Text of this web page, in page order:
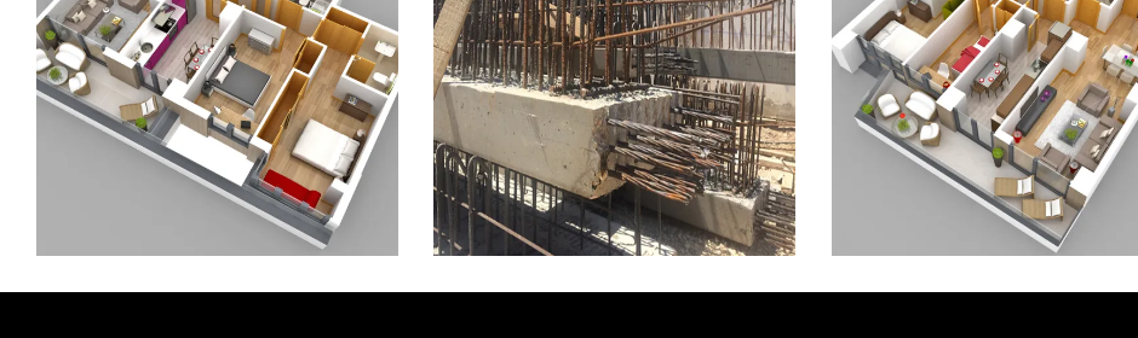
PLANOS PRADO DE LA VEGA
Vista general
vivienda Tipo C,
Edificio Lúmina
LÚMINA
MATERIALES PRADO DE
LA VEGA
Visita fábrica
Prefabricados
Rubiera Burgos.
LEER MÁS
PLANOS PRADO DE LA VEGA
Vista general
vivienda Tipo D,
Edificio Lúmina